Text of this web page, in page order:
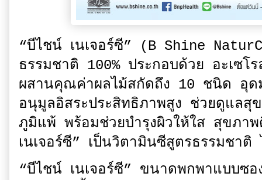
“บีไชน์ เนเจอร์ซี” (B Shine
ธรรมชาติ 100% ประกอบด้วย อะเซ
ผสานคุณค่าผลไม้สกัดถึง 10 ชนิด อุด
อนุมูลอิสระประสิทธิภาพสูง ช่วยดูแล
ภูมิแพ้ พร้อมช่วยบำรุงผิวให้ใส สุขภา
เนเจอร์ซี” เป็นวิตามินซีสูตรธรรมชาติ
“บีไชน์ เนเจอร์ซี” ขนาดพกพาแบบ